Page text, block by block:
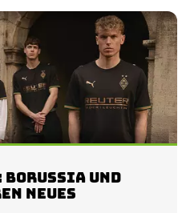
Borussia und
neues